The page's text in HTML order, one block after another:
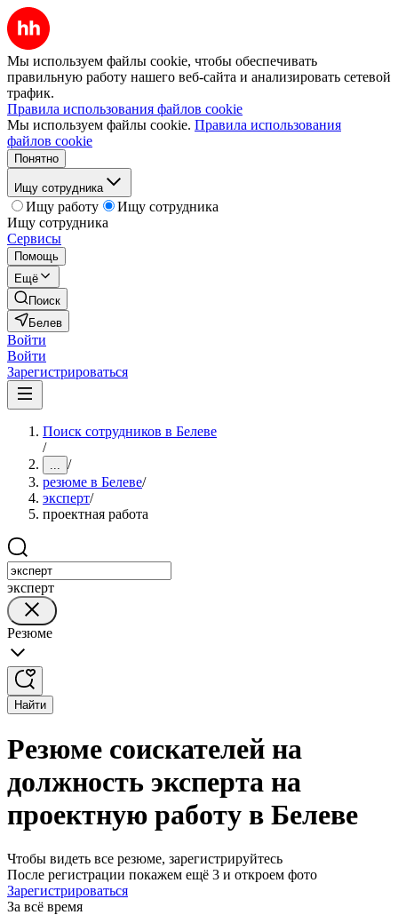
Мы используем файлы cookie, чтобы обеспечивать
правильную работу нашего веб-сайта и анализировать сетевой
трафик.
Правила использования файлов cookie
Мы используем файлы cookie. Правила использования
файлов cookie
Понятно
Ищу сотрудника
Ищу работу
Ищу сотрудника
Ищу сотрудника
Сервисы
Помощь
Ещё
Поиск
Белев
Войти
Войти
Зарегистрироваться
Поиск сотрудников в Белеве
/
... /
резюме в Белеве/
эксперт/
проектная работа
эксперт
Резюме
Найти
Резюме соискателей на
должность эксперта на
проектную работу в Белеве
Чтобы видеть все резюме, зарегистрируйтесь
После регистрации покажем ещё 3 и откроем фото
Зарегистрироваться
За всё время